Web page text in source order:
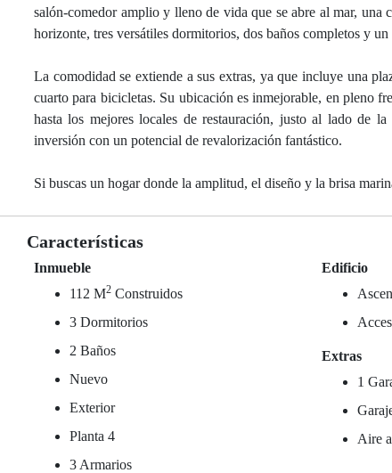
salón-comedor amplio y lleno de vida que se abre al mar, una
horizonte, tres versátiles dormitorios, dos baños completos y
La comodidad se extiende a sus extras, ya que incluye una
cuarto para bicicletas. Su ubicación es inmejorable, en pleno
hasta los mejores locales de restauración, justo al lado de
inversión con un potencial de revalorización fantástico.
Si buscas un hogar donde la amplitud, el diseño y la brisa
Características
Inmueble
112 M2 Construidos
3 Dormitorios
2 Baños
Nuevo
Exterior
Planta 4
3 Armarios
Edificio
Extras
1
Aire